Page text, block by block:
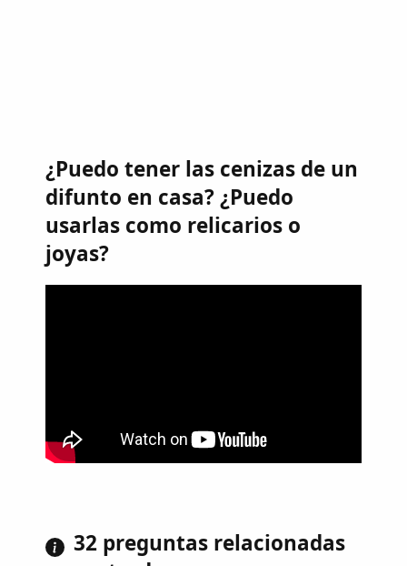
¿Puedo tener las cenizas de un
difunto en casa? ¿Puedo
usarlas como relicarios o
joyas?
32 preguntas relacionadas